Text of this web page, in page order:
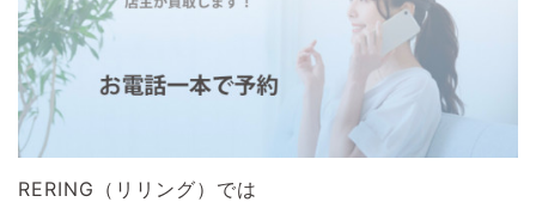
RERING（リリング）では